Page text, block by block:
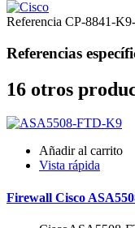
Referencia CP-8841-K9-
Referencias
16 otros
Añadir al carrito
Vista rápida
Firewall Cisco